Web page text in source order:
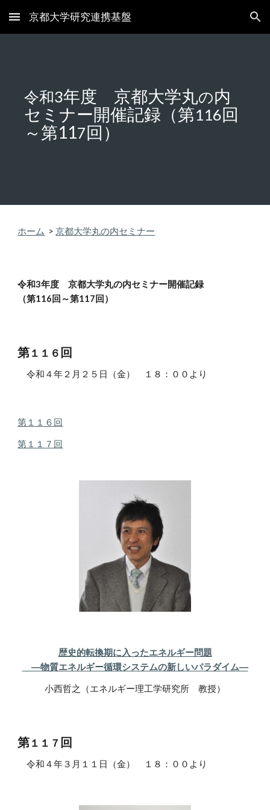
Skip to main content Skip to navigation
京都大学研究連携基盤
令和3年度 京都大学丸の内
セミナー開催記録（第116回
～第117回）
ホーム >京都大学丸の内セミナー
令和3年度京都大学丸の内セミナー開催記録
（第116 回～第117回）
第１１６回
令和 ４年 ２ 月 ２５ 日（金） １ ８ ： ０ ０より
第１１６回
第１１７回
歴史的転換期に入ったエネルギー問題
―物質エネルギー循環システムの新しいパラダイム―
小西哲之（エネルギー理工学研究所 教授）
第１１７回
令和 ４年３ 月 １１ 日（金） １ ８ ： ０ ０より